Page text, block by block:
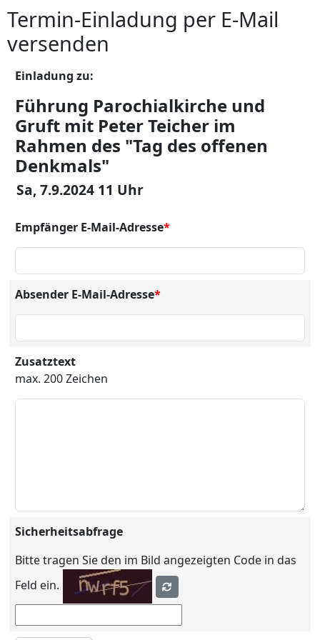
Termin-Einladung per E-Mail
versenden
Einladung zu:
Führung Parochialkirche und
Gruft mit Peter Teicher im
Rahmen des "Tag des offenen
Denkmals"
Sa, 7.9.2024 11 Uhr
Empfänger E-Mail-Adresse*
Absender E-Mail-Adresse*
Zusatztext
max. 200 Zeichen
Sicherheitsabfrage
Bitte tragen Sie den im Bild angezeigten Code in das
Feld ein.